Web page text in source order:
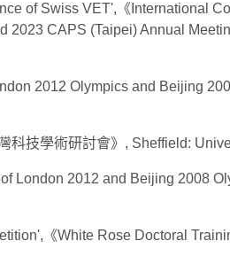
of Swiss VET',《International
CAPS (Taipei) Annual
2012 Olympics and Beijing
技學術研討會》, Sheffield:
London 2012 and Beijing 2008
《White Rose Doctoral